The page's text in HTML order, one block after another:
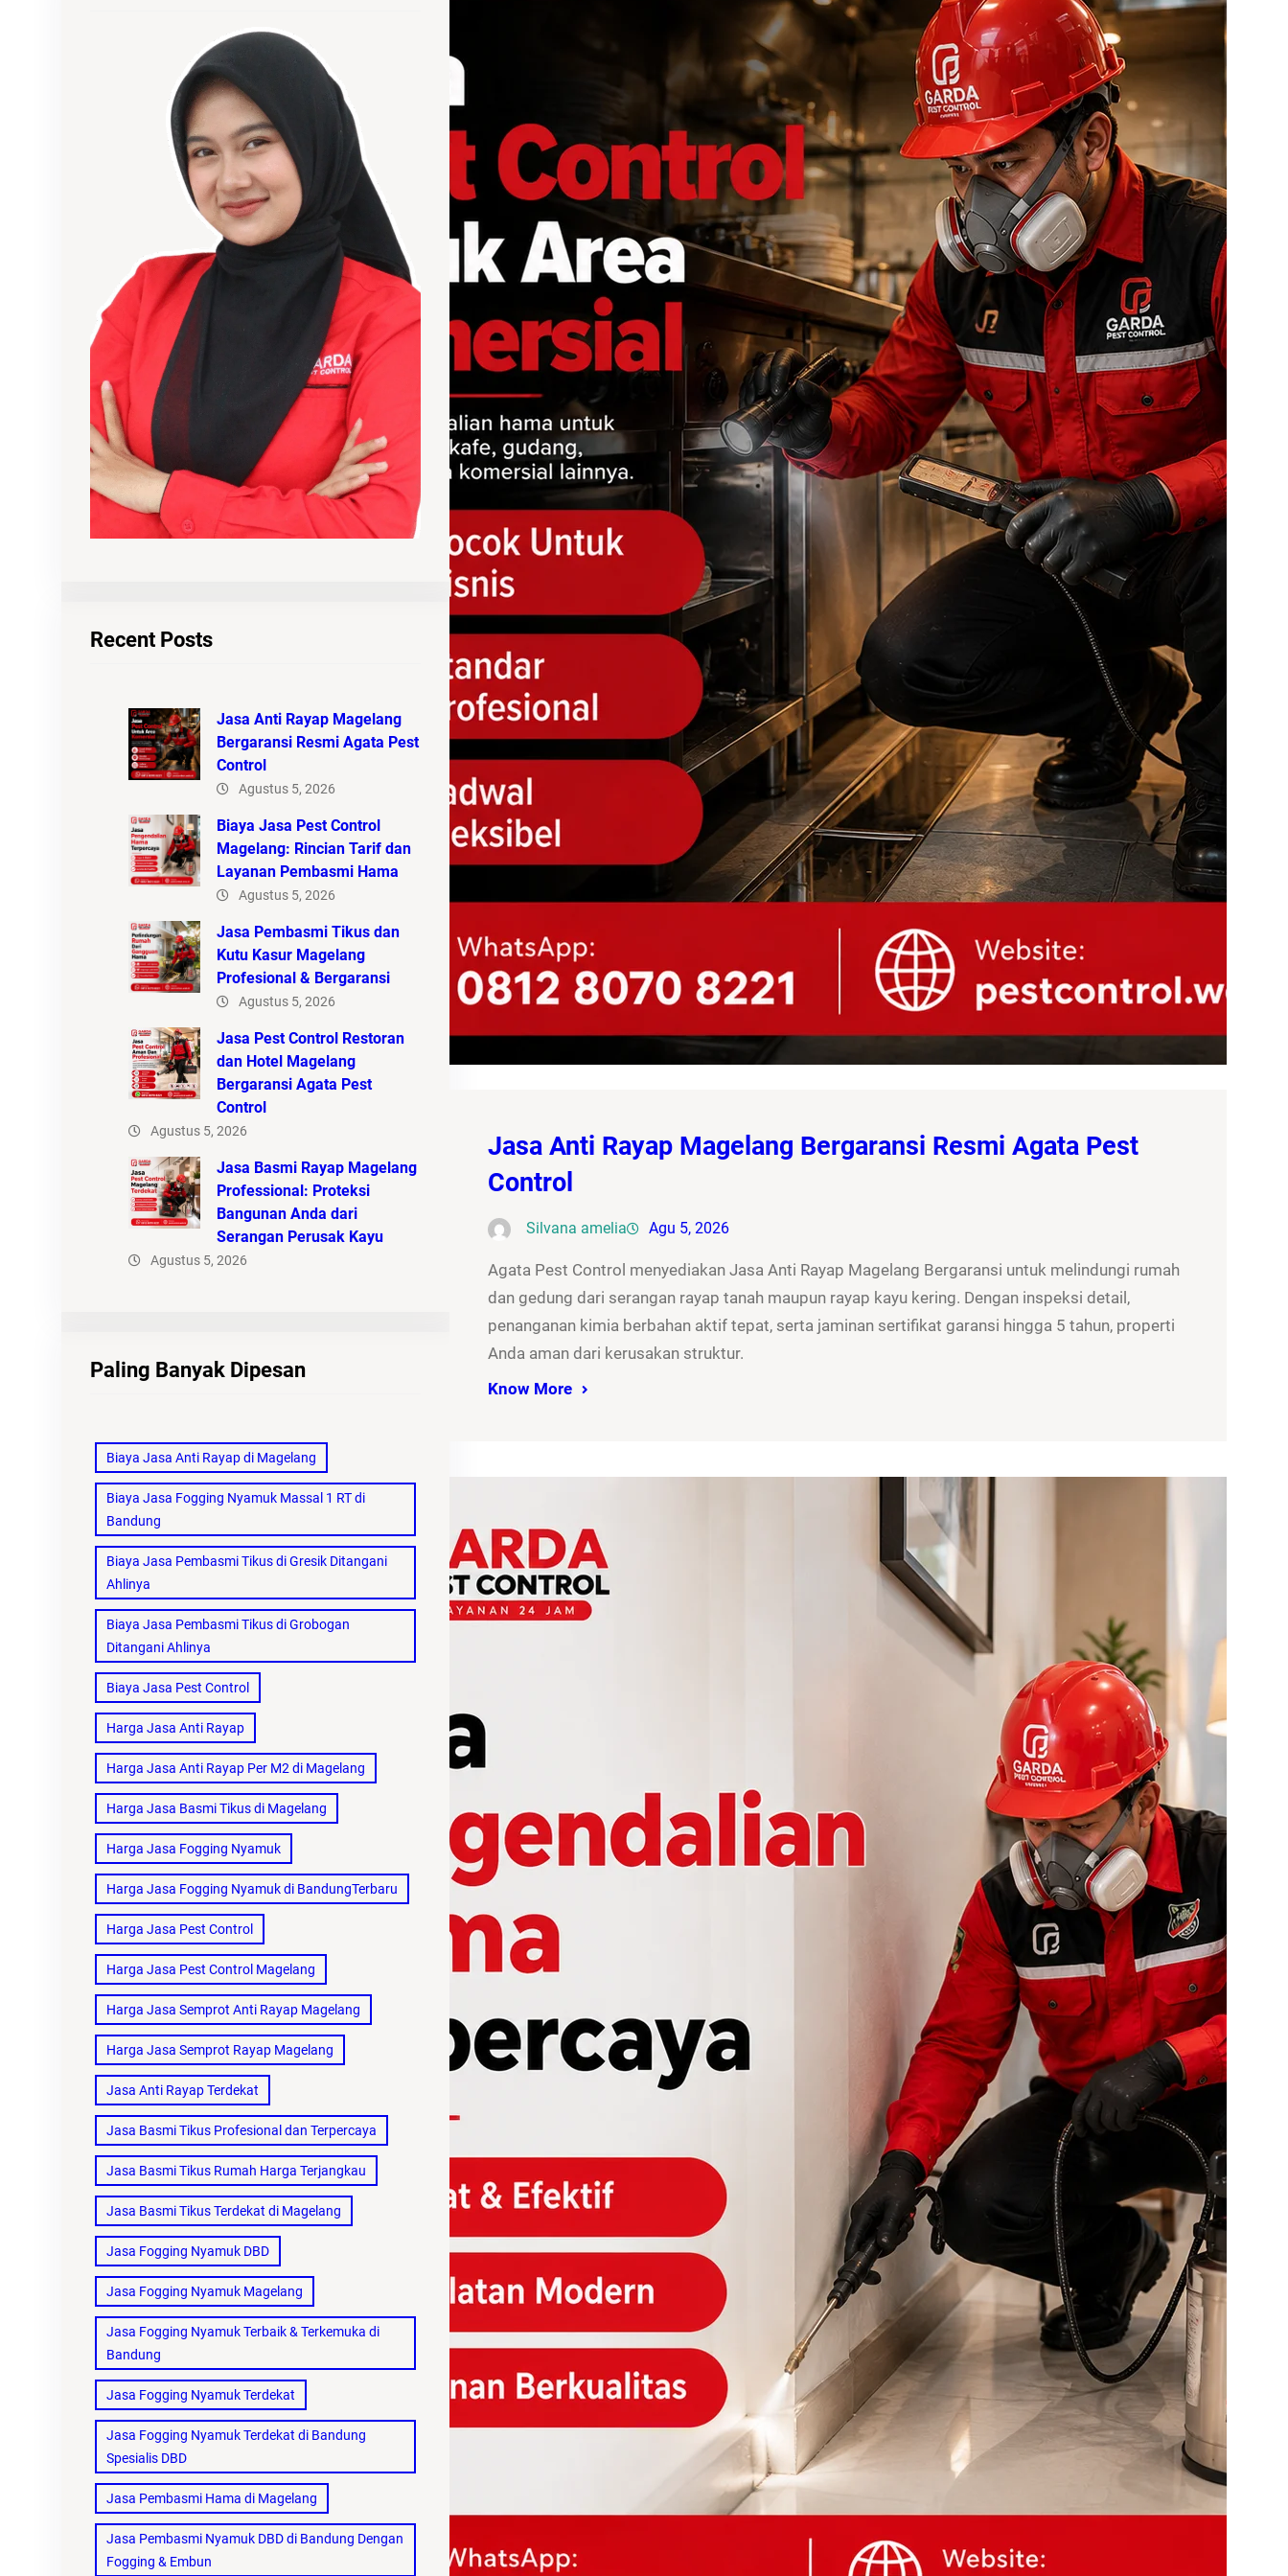
Recent Posts
Jasa Anti Rayap Magelang
Bergaransi Resmi Agata Pest
Control
Agustus 5, 2026
Biaya Jasa Pest Control
Magelang: Rincian Tarif dan
Layanan Pembasmi Hama
Agustus 5, 2026
Jasa Pembasmi Tikus dan
Kutu Kasur Magelang
Profesional & Bergaransi
Agustus 5, 2026
Jasa Pest Control Restoran
dan Hotel Magelang
Bergaransi Agata Pest
Control
Agustus 5, 2026
Jasa Basmi Rayap Magelang
Professional: Proteksi
Bangunan Anda dari
Serangan Perusak Kayu
Agustus 5, 2026
Paling Banyak Dipesan
Biaya Jasa Anti Rayap di Magelang
Biaya Jasa Fogging Nyamuk Massal 1 RT di
Bandung
Biaya Jasa Pembasmi Tikus di Gresik Ditangani
Ahlinya
Biaya Jasa Pembasmi Tikus di Grobogan
Ditangani Ahlinya
Biaya Jasa Pest Control
Harga Jasa Anti Rayap
Harga Jasa Anti Rayap Per M2 di Magelang
Harga Jasa Basmi Tikus di Magelang
Harga Jasa Fogging Nyamuk
Harga Jasa Fogging Nyamuk di BandungTerbaru
Harga Jasa Pest Control
Harga Jasa Pest Control Magelang
Harga Jasa Semprot Anti Rayap Magelang
Harga Jasa Semprot Rayap Magelang
Jasa Anti Rayap Terdekat
Jasa Basmi Tikus Profesional dan Terpercaya
Jasa Basmi Tikus Rumah Harga Terjangkau
Jasa Basmi Tikus Terdekat di Magelang
Jasa Fogging Nyamuk DBD
Jasa Fogging Nyamuk Magelang
Jasa Fogging Nyamuk Terbaik & Terkemuka di
Bandung
Jasa Fogging Nyamuk Terdekat
Jasa Fogging Nyamuk Terdekat di Bandung
Spesialis DBD
Jasa Pembasmi Hama di Magelang
Jasa Pembasmi Nyamuk DBD di Bandung Dengan
Fogging & Embun
Jasa Anti Rayap Magelang Bergaransi Resmi Agata Pest
Control
Silvana amelia Agu 5, 2026
Agata Pest Control menyediakan Jasa Anti Rayap Magelang Bergaransi untuk melindungi rumah
dan gedung dari serangan rayap tanah maupun rayap kayu kering. Dengan inspeksi detail,
penanganan kimia berbahan aktif tepat, serta jaminan sertifikat garansi hingga 5 tahun, properti
Anda aman dari kerusakan struktur.
Know More